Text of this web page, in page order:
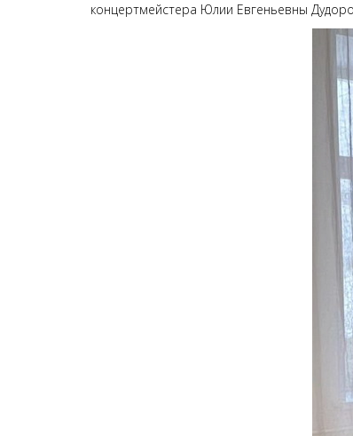
концертмейстера Юлии Евгеньевны